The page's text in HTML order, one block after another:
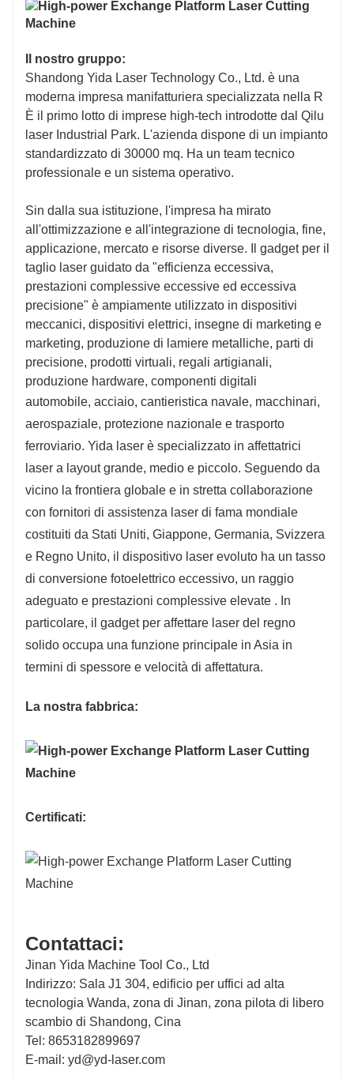
Il nostro gruppo:
Shandong Yida Laser Technology Co., Ltd. è una
moderna impresa manifatturiera specializzata nella R
È il primo lotto di imprese high-tech introdotte dal Qilu
laser Industrial Park. L'azienda dispone di un impianto
standardizzato di 30000 mq. Ha un team tecnico
professionale e un sistema operativo.
Sin dalla sua istituzione, l'impresa ha mirato
all'ottimizzazione e all'integrazione di tecnologia, fine,
applicazione, mercato e risorse diverse. Il gadget per il
taglio laser guidato da "efficienza eccessiva,
prestazioni complessive eccessive ed eccessiva
precisione" è ampiamente utilizzato in dispositivi
meccanici, dispositivi elettrici, insegne di marketing e
marketing, produzione di lamiere metalliche, parti di
precisione, prodotti virtuali, regali artigianali,
produzione hardware, componenti digitali
automobile, acciaio, cantieristica navale, macchinari,
aerospaziale, protezione nazionale e trasporto
ferroviario. Yida laser è specializzato in affettatrici
laser a layout grande, medio e piccolo. Seguendo da
vicino la frontiera globale e in stretta collaborazione
con fornitori di assistenza laser di fama mondiale
costituiti da Stati Uniti, Giappone, Germania, Svizzera
e Regno Unito, il dispositivo laser evoluto ha un tasso
di conversione fotoelettrico eccessivo, un raggio
adeguato e prestazioni complessive elevate . In
particolare, il gadget per affettare laser del regno
solido occupa una funzione principale in Asia in
termini di spessore e velocità di affettatura.
La nostra fabbrica:
Certificati:
Contattaci:
Jinan Yida Machine Tool Co., Ltd
Indirizzo: Sala J1 304, edificio per uffici ad alta
tecnologia Wanda, zona di Jinan, zona pilota di libero
scambio di Shandong, Cina
Tel: 8653182899697
E-mail: yd@yd-laser.com
6100mm*2500mm
110 m/min
6KW sotto: O 6KW sotto: O
6KW e sopra: O2,N2, aria 6KW e sopra: O
1.2G 1.2G
3050 kg (1-4
5300 kg（≥6kw） 4200 kg（≥6kw
≈15000 kg ≈10000 kg
12KW e inferiori: BLT / Ray Tools 12KW e
13KW e oltre: Germania Precitec/BLT 14KW e oltre:
Letto saldato Letto saldato
Cavalletto in fusione di alluminio Cavalletto in
Giappone Fuji/Francia Schneider Giappone Fuji/
Prodotto a Taiwan YYC
●
8kw：FSCUT8000
Giappone SMC/Germania AVENTICS
Giappone SMC